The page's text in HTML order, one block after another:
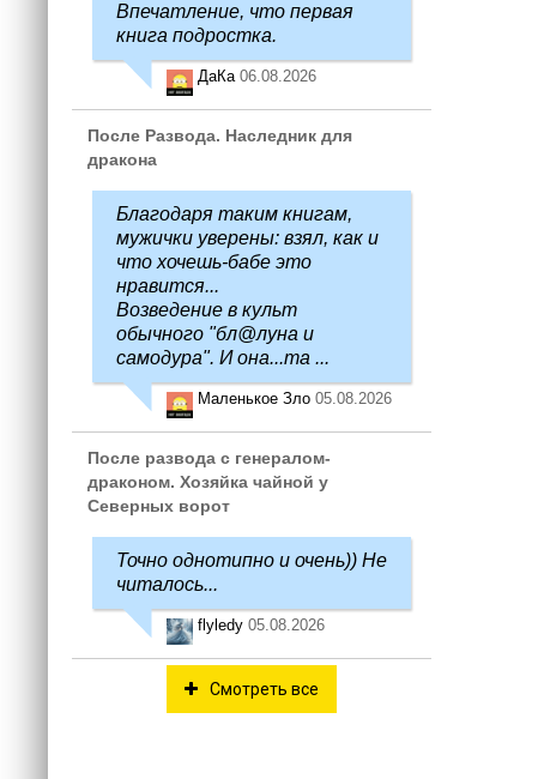
Впечатление, что первая
книга подростка.
ДаКа 06.08.2026
После Развода. Наследник для
дракона
Благодаря таким книгам,
мужички уверены: взял, как и
что хочешь-бабе это
нравится...
Возведение в культ
обычного "бл@луна и
самодура". И она...та ...
Маленькое Зло 05.08.2026
После развода с генералом-
драконом. Хозяйка чайной у
Северных ворот
Точно однотипно и очень)) Не
читалось...
flyledy 05.08.2026
Смотреть все